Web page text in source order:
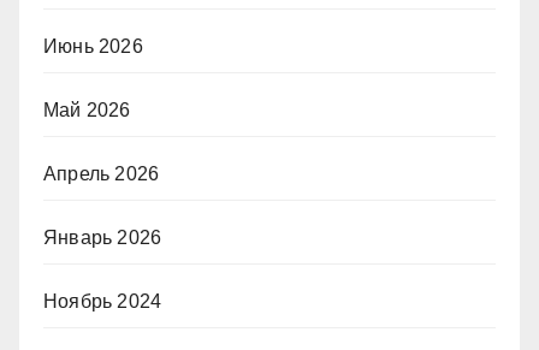
Июнь 2026
Май 2026
Апрель 2026
Январь 2026
Ноябрь 2024